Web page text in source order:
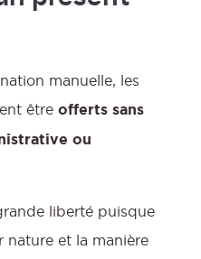
manuelle, les
être offerts sans
ou
liberté puisque
nature et la manière